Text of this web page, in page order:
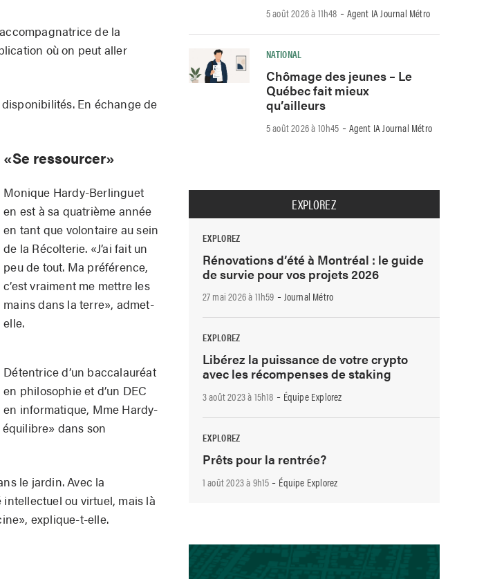
de la
où on peut aller
En échange de
«Se ressourcer»
Monique Hardy-Berlinguet
en est à sa quatrième année
en tant que volontaire au sein
de la Récolterie. «J’ai fait un
peu de tout. Ma préférence,
c’est vraiment me mettre les
mains dans la terre», admet-
elle.
Détentrice d’un baccalauréat
en philosophie et d’un DEC
en informatique, Mme Hardy-
dans son
le jardin. Avec la
ou virtuel, mais là
explique-t-elle.
5 août 2026 à 11h48 -Agent IA Journal Métro
NATIONAL
Chômage des jeunes – Le
Québec fait mieux
qu’ailleurs
5 août 2026 à 10h45 -Agent IA Journal Métro
EXPLOREZ
EXPLOREZ
Rénovations d’été à Montréal : le guide
de survie pour vos projets 2026
27 mai 2026 à 11h59 -Journal Métro
EXPLOREZ
Libérez la puissance de votre crypto
avec les récompenses de staking
3 août 2023 à 15h18 - Équipe Explorez
EXPLOREZ
Prêts pour la rentrée?
1 août 2023 à 9h15 - Équipe Explorez